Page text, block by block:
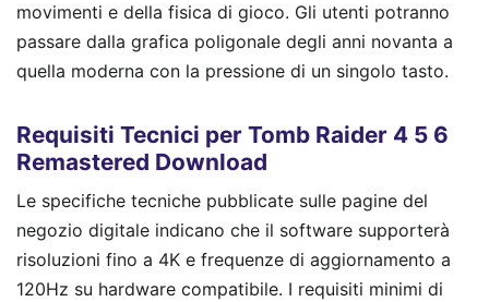
movimenti e della fisica di gioco. Gli utenti potranno
passare dalla grafica poligonale degli anni novanta a
quella moderna con la pressione di un singolo tasto.
Requisiti Tecnici per Tomb Raider 4 5 6
Remastered Download
Le specifiche tecniche pubblicate sulle pagine del
negozio digitale indicano che il software supporterà
risoluzioni fino a 4K e frequenze di aggiornamento a
120Hz su hardware compatibile. I requisiti minimi di